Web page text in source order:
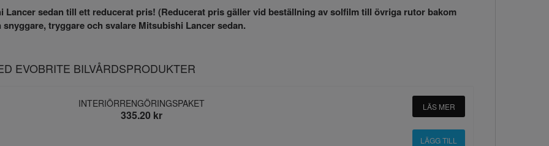
sedan till ett reducerat pris! (Reducerat pris gäller vid beställning av solfilm till övriga rutor bakom
tryggare och svalare Mitsubishi Lancer sedan.
EVOBRITE BILVÅRDSPRODUKTER
INTERIÖRRENGÖRINGSPAKET
335.20 kr
LÄS MER